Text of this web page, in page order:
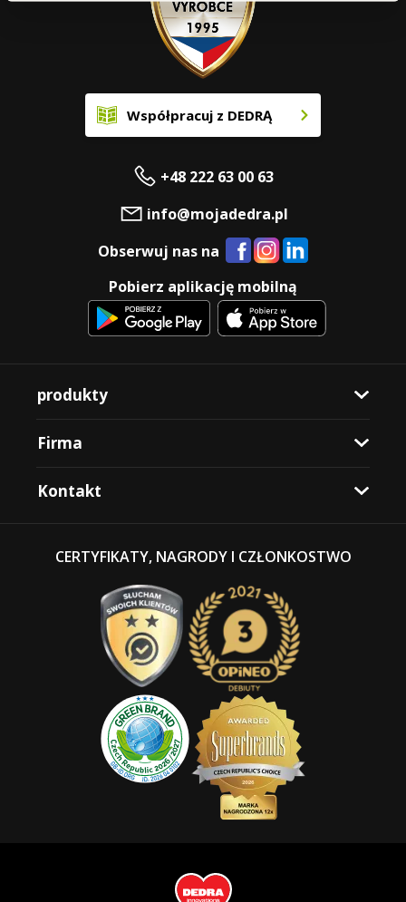
Współpracuj z DEDRĄ
+48 222 63 00 63
info@mojadedra.pl
Obserwuj nas na
Pobierz aplikację mobilną
produkty
Firma
Kontakt
CERTYFIKATY, NAGRODY I CZŁONKOSTWO